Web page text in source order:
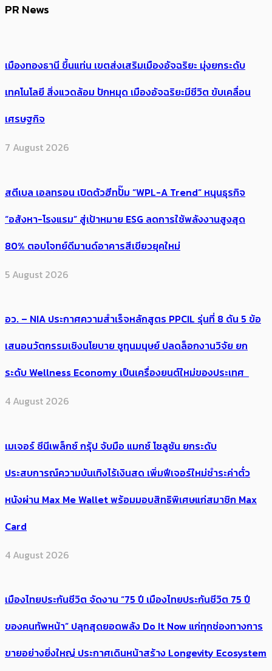
PR News
เมืองทองธานี ขึ้นแท่น เขตส่งเสริมเมืองอัจฉริยะ มุ่งยกระดับ
เทคโนโลยี สิ่งแวดล้อม ปักหมุด เมืองอัจฉริยะมีชีวิต ขับเคลื่อน
เศรษฐกิจ
7 August 2026
สตีเบล เอลทรอน เปิดตัวฮีทปั๊ม “WPL-A Trend” หนุนธุรกิจ
“อสังหา-โรงแรม” สู่เป้าหมาย ESG ลดการใช้พลังงานสูงสุด
80% ตอบโจทย์ดีมานด์อาคารสีเขียวยุคใหม่
5 August 2026
อว. – NIA ประกาศความสำเร็จหลักสูตร PPCIL รุ่นที่ 8 ดัน 5 ข้อ
เสนอนวัตกรรมเชิงนโยบาย ชูทุนมนุษย์ ปลดล็อกงานวิจัย ยก
ระดับ Wellness Economy เป็นเครื่องยนต์ใหม่ของประเทศ
4 August 2026
เมเจอร์ ซีนีเพล็กซ์ กรุ้ป จับมือ แมกซ์ โซลูชัน ยกระดับ
ประสบการณ์ความบันเทิงไร้เงินสด เพิ่มฟีเจอร์ใหม่ชำระค่าตั๋ว
หนังผ่าน Max Me Wallet พร้อมมอบสิทธิพิเศษแก่สมาชิก Max
Card
4 August 2026
เมืองไทยประกันชีวิต จัดงาน “75 ปี เมืองไทยประกันชีวิต 75 ปี
ของคนทัพหน้า” ปลุกสุดยอดพลัง Do It Now แก่ทุกช่องทางการ
ขายอย่างยิ่งใหญ่ ประกาศเดินหน้าสร้าง Longevity Ecosystem